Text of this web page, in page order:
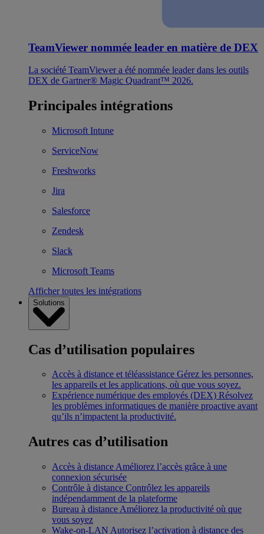
TeamViewer nommée leader en matière de DEX
La société TeamViewer a été nommée leader dans les outils
DEX de Gartner® Magic Quadrant™ 2026.
Principales intégrations
Microsoft Intune
ServiceNow
Freshworks
Jira
Salesforce
Zendesk
Slack
Microsoft Teams
Afficher toutes les intégrations
Solutions
Cas d’utilisation populaires
Accès à distance et téléassistance Gérez les personnes,
les appareils et les applications, où que vous soyez.
Expérience numérique des employés (DEX) Résolvez
les problèmes informatiques de manière proactive avant
qu’ils n’impactent la productivité.
Autres cas d’utilisation
Accès à distance Améliorez l’accès grâce à une
connexion sécurisée
Contrôle à distance Contrôlez les appareils
indépendamment de la plateforme
Bureau à distance Améliorez la productivité où que
vous soyez
Wake-on-LAN Autorisez l’activation à distance des